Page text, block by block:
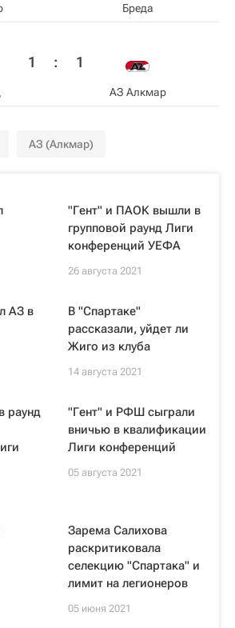
Бреда
1 : 1
АЗ Алкмар
АЗ (Алкмар)
"Гент" и ПАОК вышли в
групповой раунд Лиги
конференций УЕФА
26 августа 2021
АЗ в
В "Спартаке"
рассказали, уйдет ли
Жиго из клуба
14 августа 2021
раунд
"Гент" и РФШ сыграли
вничью в квалификации
Лиги конференций
05 августа 2021
Зарема Салихова
раскритиковала
селекцию "Спартака" и
лимит на легионеров
05 июня 2021